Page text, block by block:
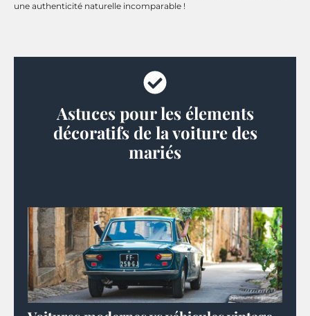
une authenticité naturelle incomparable !
Astuces pour les élements
décoratifs de la voiture des
mariés